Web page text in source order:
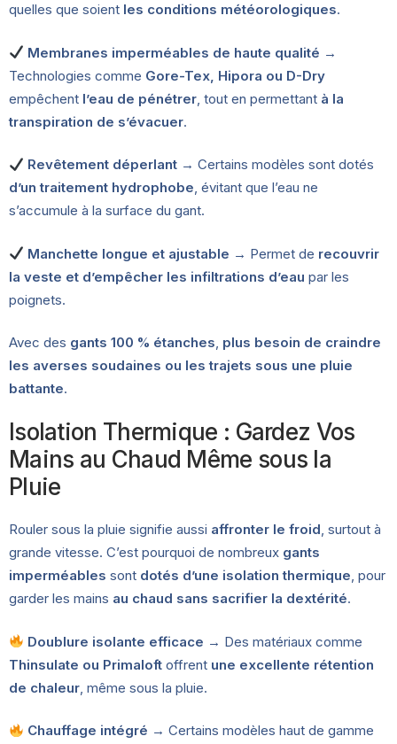
quelles que soient les conditions météorologiques.
Membranes imperméables de haute qualité →
Technologies comme Gore-Tex, Hipora ou D-Dry
empêchent l’eau de pénétrer , tout en permettant à la
transpiration de s’évacuer.
Revêtement déperlant → Certains modèles sont dotés
d’un traitement hydrophobe, évitant que l’eau ne
s’accumule à la surface du gant.
Manchette longue et ajustable → Permet de recouvrir
la veste et d’empêcher les infiltrations d’eau par les
poignets.
Avec des gants 100 % étanches, plus besoin de craindre
les averses soudaines ou les trajets sous une pluie
battante.
Isolation Thermique : Gardez Vos
Mains au Chaud Même sous la
Pluie
Rouler sous la pluie signifie aussi affronter le froid, surtout à
grande vitesse. C’est pourquoi de nombreux gants
imperméables sont dotés d’une isolation thermique, pour
garder les mains au chaud sans sacrifier la dextérité.
Doublure isolante efficace → Des matériaux comme
Thinsulate ou Primaloft offrent une excellente rétention
de chaleur , même sous la pluie.
Chauffage intégré → Certains modèles haut de gamme